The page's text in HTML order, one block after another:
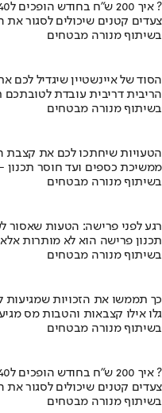
איך 200 ש"ח בחודש הופכים ל140 אלף ?
צעדים קטנים שיכולים לסגור את
בשיתוף מנורה מבטחים
הסוד של איינשטיין שיגדיל לכם
הריבית דריבית עובדת
בשיתוף מנורה מבטחים
הטעויות שיחתכו לכם את קצבת
ממשיכת כספים ועד חוסר
בשיתוף מנורה מבטחים
רגע לפני פרישה: הטעות שאסור
תכנון פרישה הוא לא מותרות
בשיתוף מנורה מבטחים
כך תממשו את הזכויות שמגיעות
גלו אילו קצבאות והטבות מס
בשיתוף מנורה מבטחים
איך 200 ש"ח בחודש הופכים ל140 אלף ?
צעדים קטנים שיכולים לסגור את
בשיתוף מנורה מבטחים